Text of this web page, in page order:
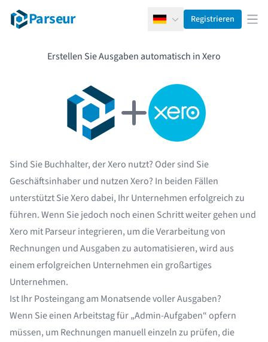
Parseur DeutschRegistrieren
Erstellen Sie Ausgaben automatisch in Xero
Sind Sie Buchhalter, der Xero nutzt? Oder sind Sie
Geschäftsinhaber und nutzen Xero? In beiden Fällen
unterstützt Sie Xero dabei, Ihr Unternehmen erfolgreich zu
führen. Wenn Sie jedoch noch einen Schritt weiter gehen und
Xero mit Parseur integrieren, um die Verarbeitung von
Rechnungen und Ausgaben zu automatisieren, wird aus
einem erfolgreichen Unternehmen ein großartiges
Unternehmen.
Ist Ihr Posteingang am Monatsende voller Ausgaben?
Wenn Sie einen Arbeitstag für „Admin-Aufgaben“ opfern
müssen, um Rechnungen manuell einzeln zu prüfen, die